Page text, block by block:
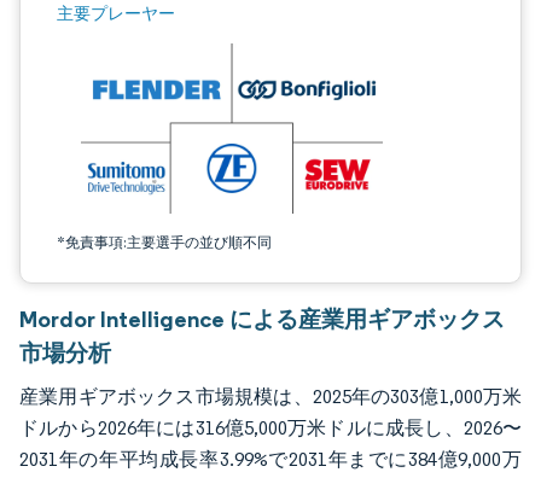
主要プレーヤー
*免責事項:主要選手の並び順不同
画像 © Mordor Intelligence。再利用にはCC BY 4.0の表示が必要です。
Mordor Intelligence による産業用ギアボックス
市場分析
産業用ギアボックス市場規模は、2025年の303億1,000万米
ドルから2026年には316億5,000万米ドルに成長し、2026〜
2031年の年平均成長率3.99%で2031年までに384億9,000万